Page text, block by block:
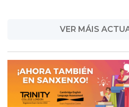
VER MÁIS